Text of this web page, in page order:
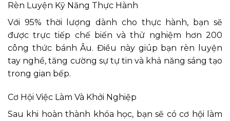
Rèn Luyện Kỹ Năng Thực Hành
Với 95% thời lượng dành cho thực hành, bạn sẽ
được trực tiếp chế biến và thử nghiệm hơn 200
công thức bánh Âu. Điều này giúp bạn rèn luyện
tay nghề, tăng cường sự tự tin và khả năng sáng tạo
trong gian bếp.
Cơ Hội Việc Làm Và Khởi Nghiệp
Sau khi hoàn thành khóa học, bạn sẽ có cơ hội làm